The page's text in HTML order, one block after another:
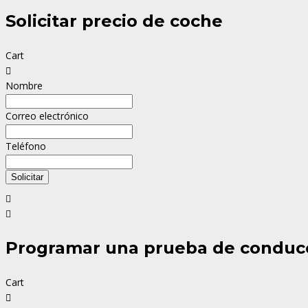
Solicitar precio de coche
Cart
Nombre
Correo electrónico
Teléfono
Solicitar
Programar una prueba de
Cart